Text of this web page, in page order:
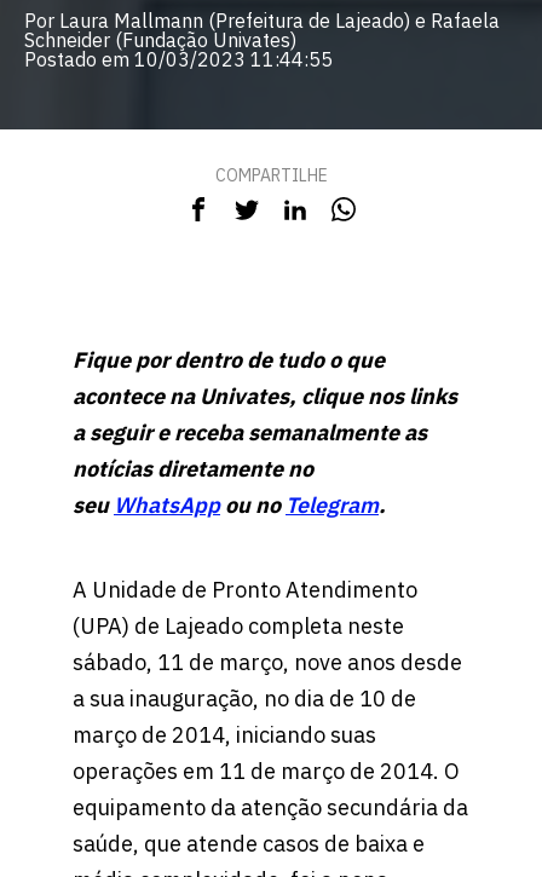
Por Laura Mallmann (Prefeitura de Lajeado) e Rafaela
Schneider (Fundação Univates)
Postado em 10/03/2023 11:44:55
COMPARTILHE
Fique por dentro de tudo o que
acontece na Univates, clique nos links
a seguir e receba semanalmente as
notícias diretamente no
seu WhatsAppou no Telegram.
A Unidade de Pronto Atendimento
(UPA) de Lajeado completa neste
sábado, 11 de março, nove anos desde
a sua inauguração, no dia de 10 de
março de 2014, iniciando suas
operações em 11 de março de 2014. O
equipamento da atenção secundária da
saúde, que atende casos de baixa e